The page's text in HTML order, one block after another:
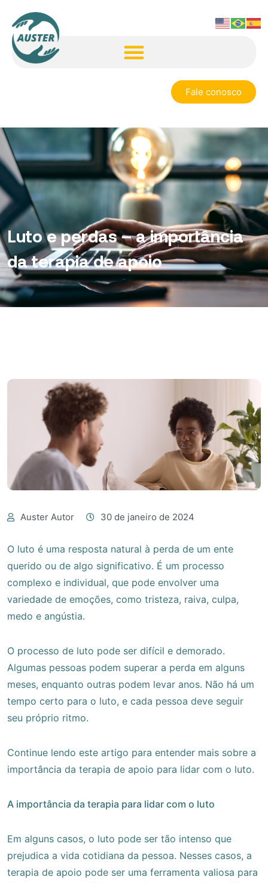
Fale conosco
Luto e perdas – a importância
da terapia de apoio
Auster Autor 30 de janeiro de 2024
O luto é uma resposta natural à perda de um ente
querido ou de algo significativo. É um processo
complexo e individual, que pode envolver uma
variedade de emoções, como tristeza, raiva, culpa,
medo e angústia.
O processo de luto pode ser difícil e demorado.
Algumas pessoas podem superar a perda em alguns
meses, enquanto outras podem levar anos. Não há um
tempo certo para o luto, e cada pessoa deve seguir
seu próprio ritmo.
Continue lendo este artigo para entender mais sobre a
importância da terapia de apoio para lidar com o luto.
A importância da terapia para lidar com o luto
Em alguns casos, o luto pode ser tão intenso que
prejudica a vida cotidiana da pessoa. Nesses casos, a
terapia de apoio pode ser uma ferramenta valiosa para